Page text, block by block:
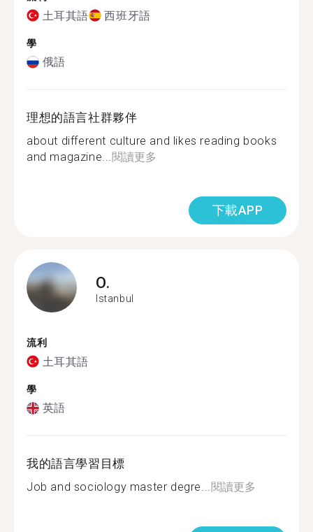
土耳其語 西班牙語
學
俄語
理想的語言社群夥伴
about different culture and likes reading books
and magazine...閱讀更多
下載APP
O.
Istanbul
流利
土耳其語
學
英語
我的語言學習目標
Job and sociology master degre...閱讀更多